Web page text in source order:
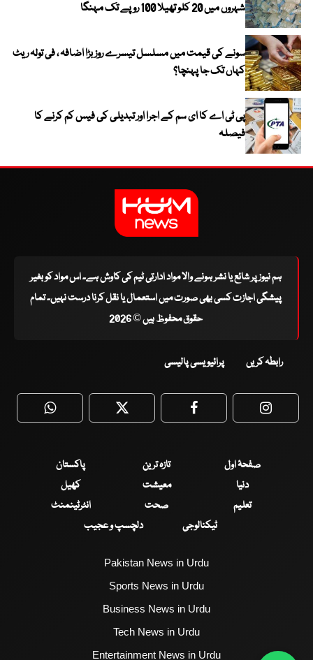
شہروں میں 20 کلو تھیلا 100 روپے تک مہنگا
سونے کی قیمت میں مسلسل تیسرے روز بڑا اضافہ ، فی تولہ ریٹ
کہاں تک جا پہنچا؟
پی ٹی اے کا ای سم کے اجرا اور تبدیلی کی فیس کم کرنے کا
فیصلہ
ہم نیوز پر شائع یا نشر ہونے والا مواد ادارتی ٹیم کی کاوش ہے۔ اس مواد کو بغیر
پیشگی اجازت کسی بھی صورت میں استعمال یا نقل کرنا درست نہیں۔ تمام
حقوق محفوظ ہیں © 2026
رابطہ کریں پرائیویسی پالیسی
WhatsApp Twitter Facebook
صفحۂ اول تازہ ترین
پاکستان
دنیا
معیشت
کھیل
تعلیم
صحت
انٹرٹینمنٹ
ٹیکنالوجی
دلچسپ و عجیب
Pakistan News in Urdu
Sports News in Urdu
Business News in Urdu
Tech News in Urdu
Entertainment News in Urdu